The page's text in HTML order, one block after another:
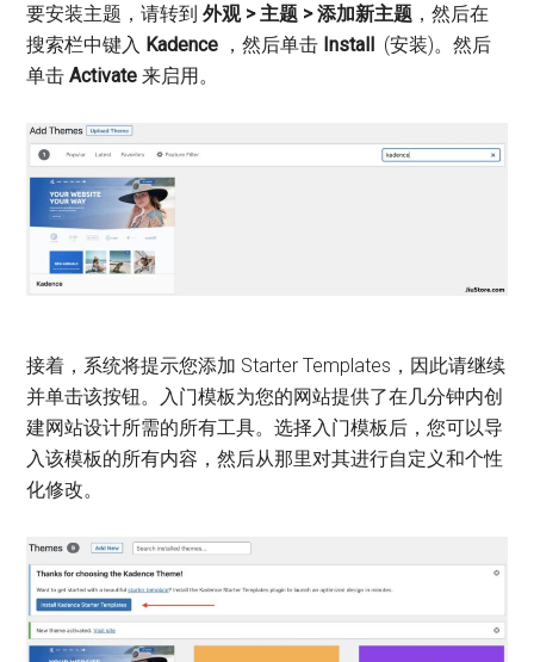
要安装主题，请转到外观 > 主题 > 添加新主题 ，然后在
搜索栏中键入 Kadence ，然后单击 Install (安装)。然后
单击Activate来启用。
接着，系统将提示您添加 Starter Templates，因此请继续
并单击该按钮。入门模板为您的网站提供了在几分钟内创
建网站设计所需的所有工具。选择入门模板后，您可以导
入该模板的所有内容，然后从那里对其进行自定义和个性
化修改。